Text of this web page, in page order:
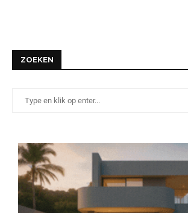
ZOEKEN